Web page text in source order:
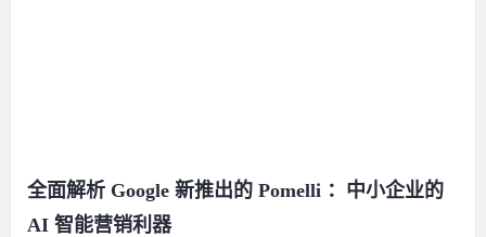
全面解析 Google 新推出的 Pomelli ：中小企业的
AI 智能营销利器